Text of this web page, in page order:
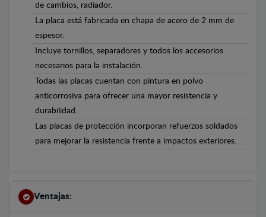
de cambios, radiador.
La placa está fabricada en chapa de acero de 2 mm de
espesor.
Incluye tornillos, separadores y todos los accesorios
necesarios para la instalación.
Todas las placas cuentan con pintura en polvo
anticorrosiva para ofrecer una mayor resistencia y
durabilidad.
Las placas de protección incorporan refuerzos soldados
para mejorar la resistencia frente a impactos exteriores.
Ventajas: